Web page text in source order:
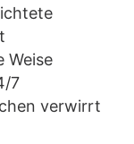
Weise
7
verwirrt